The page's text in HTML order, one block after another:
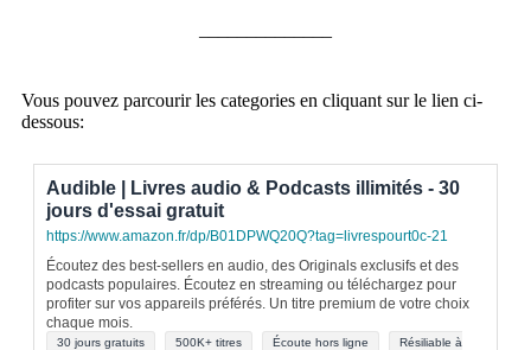
Vous pouvez parcourir les categories en cliquant sur le lien ci-
dessous:
Audible | Livres audio & Podcasts illimités - 30
jours d'essai gratuit
https://www.amazon.fr/dp/B01DPWQ20Q?tag=livrespourt0c-21
Écoutez des best-sellers en audio, des Originals exclusifs et des
podcasts populaires. Écoutez en streaming ou téléchargez pour
profiter sur vos appareils préférés. Un titre premium de votre choix
chaque mois.
30 jours gratuits 500K+ titres Écoute hors ligne
Résiliable à